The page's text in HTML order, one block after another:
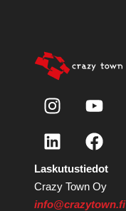
Laskutustiedot
Crazy Town Oy
info@crazytown.fi